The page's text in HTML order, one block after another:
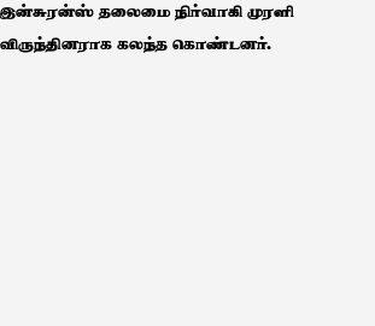
தலைமை நிர்வாகி முரளி
விருந்தினராக கலந்த கொண்டனர்.